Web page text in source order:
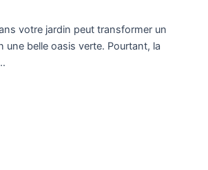
votre jardin peut transformer un
une belle oasis verte. Pourtant, la